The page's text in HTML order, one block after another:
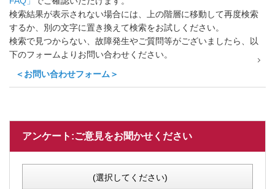
検索結果が表示されない場合には、上の階層に移動して再度検索
するか、別の文字に置き換えて検索をお試しください。
検索で見つからない、故障発生やご質問等がございましたら、以
下のフォームよりお問い合わせください。
＜お問い合わせフォーム＞
アンケート:ご意見をお聞かせください
(選択してください)